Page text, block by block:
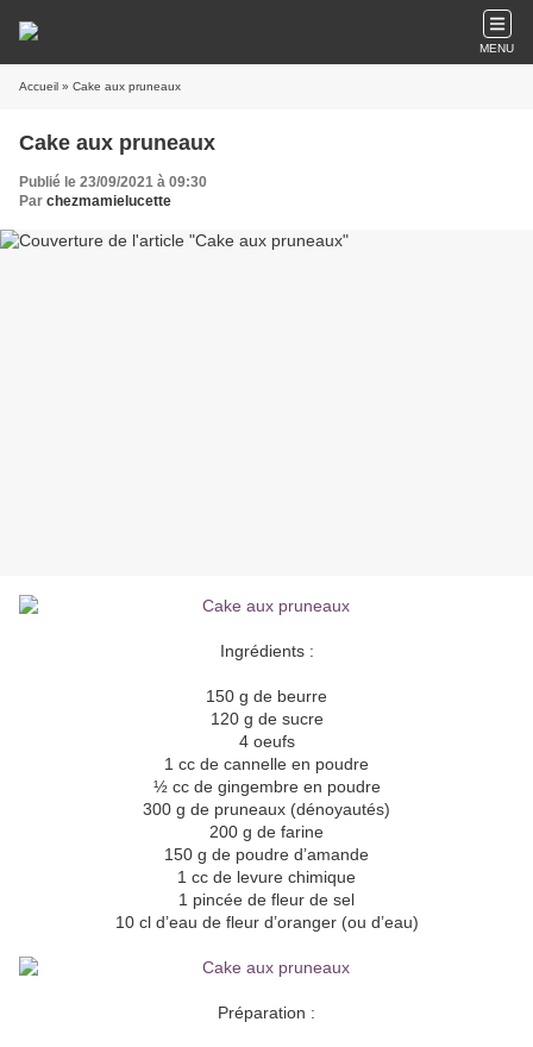
MENU
Accueil » Cake aux pruneaux
Cake aux pruneaux
Publié le 23/09/2021 à 09:30
Par chezmamielucette
Ingrédients :
150 g de beurre
120 g de sucre
4 oeufs
1 cc de cannelle en poudre
½ cc de gingembre en poudre
300 g de pruneaux (dénoyautés)
200 g de farine
150 g de poudre d’amande
1 cc de levure chimique
1 pincée de fleur de sel
10 cl d’eau de fleur d’oranger (ou d’eau)
Préparation :